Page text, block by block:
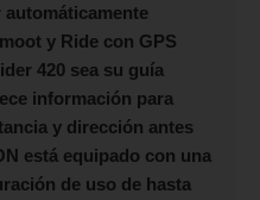
y Ride con GPS
420 sea su guía
información para
y dirección antes
está equipado con una
de uso de hasta